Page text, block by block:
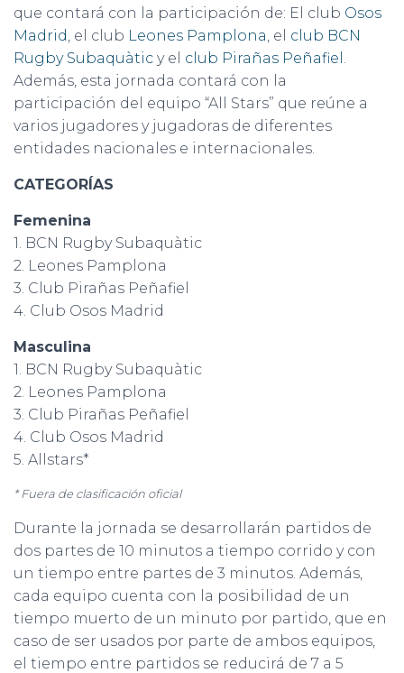
que contará con la participación de: El club Osos
Madrid , el club Leones Pamplona , el club BCN
Rugby Subaquàtic y el club Pirañas Peñafiel
Además, esta jornada contará con la
participación del equipo “All Stars” que reúne a
varios jugadores y jugadoras de diferentes
entidades nacionales e internacionales.
CATEGORÍAS
Femenina
1. BCN Rugby Subaquàtic
2. Leones Pamplona
3. Club Pirañas Peñafiel
4. Club Osos Madrid
Masculina
1. BCN Rugby Subaquàtic
2. Leones Pamplona
3. Club Pirañas Peñafiel
4. Club Osos Madrid
5. Allstars*
* Fuera de clasificación oficial
Durante la jornada se desarrollarán partidos de
dos partes de 10 minutos a tiempo corrido y con
un tiempo entre partes de 3 minutos. Además,
cada equipo cuenta con la posibilidad de un
tiempo muerto de un minuto por partido, que en
caso de ser usados por parte de ambos equipos,
el tiempo entre partidos se reducirá de 7 a 5